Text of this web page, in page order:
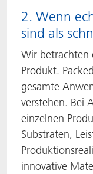
2. Wenn
sind als
Wir betrachten
Produkt.
gesamte
verstehen. Bei
einzelnen
Substraten,
innovative